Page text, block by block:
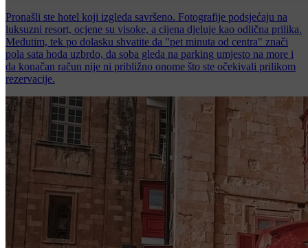
Pronašli ste hotel koji izgleda savršeno. Fotografije podsjećaju na
luksuzni resort, ocjene su visoke, a cijena djeluje kao odlična prilika.
Međutim, tek po dolasku shvatite da "pet minuta od centra" znači
pola sata hoda uzbrdo, da soba gleda na parking umjesto na more i
da konačan račun nije ni približno onome što ste očekivali prilikom
rezervacije.